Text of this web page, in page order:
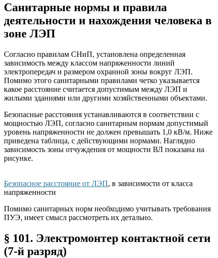
Санитарные нормы и правила
деятельности и нахождения человека в
зоне ЛЭП
Согласно правилам СНиП, установлена определенная
зависимость между классом напряженности линий
электропередач и размером охранной зоны вокруг ЛЭП.
Помимо этого санитарными правилами четко указывается
какое расстояние считается допустимым между ЛЭП и
жилыми зданиями или другими хозяйственными объектами.
Безопасные расстояния устанавливаются в соответствии с
мощностью ЛЭП, согласно санитарным нормам допустимый
уровень напряженности не должен превышать 1,0 кВ/м. Ниже
приведена таблица, с действующими нормами. Наглядно
зависимость зоны отчуждения от мощности ВЛ показана на
рисунке.
Безопасное расстояние от ЛЭП, в зависимости от класса
напряженности
Помимо санитарных норм необходимо учитывать требования
ПУЭ, имеет смысл рассмотреть их детально.
§ 101. Электромонтер контактной сети
(7-й разряд)